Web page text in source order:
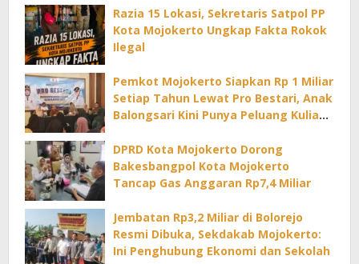
Razia 15 Lokasi, Sekretaris Satpol PP
Kota Mojokerto Ungkap Fakta Rokok
Ilegal
Pemkot Mojokerto Siapkan Rp 1 Miliar
Setiap Tahun Lewat Pro Bestari, Anak
Balongsari Kini Punya Peluang Kuliah
DPRD Kota Mojokerto Dorong
Bakesbangpol Kota Mojokerto
Tancap Gas Anggaran Rp7,4 Miliar
Jembatan Rp3,2 Miliar di Bolorejo
Resmi Dibuka, Sekdakab Mojokerto:
Ini Penghubung Ekonomi dan Sekolah